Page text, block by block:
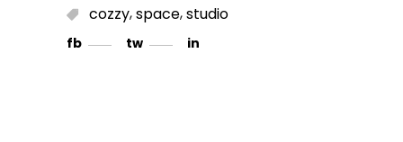
cozzy,space,studio
fb tw in